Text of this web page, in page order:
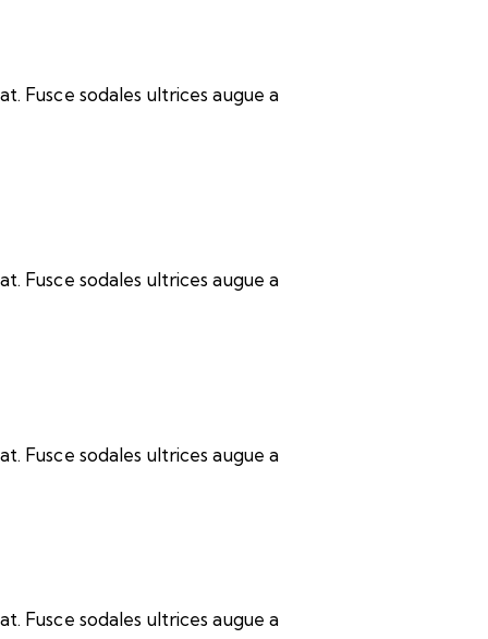
Fusce sodales ultrices augue a
Fusce sodales ultrices augue a
Fusce sodales ultrices augue a
Fusce sodales ultrices augue a